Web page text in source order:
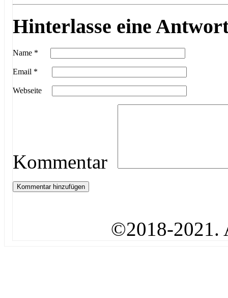
Hinterlasse eine
Name *
Email *
Webseite
Kommentar
©2018-2021.